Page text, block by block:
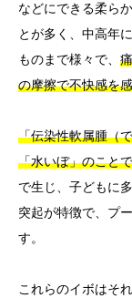
などにできる柔ら
とが多く、中高年
ものまで様々で、
の摩擦で不快感を
「伝染性軟属腫（
「水いぼ」のこと
で生じ、子どもに
突起が特徴で、プ
す。
これらのイボはそ